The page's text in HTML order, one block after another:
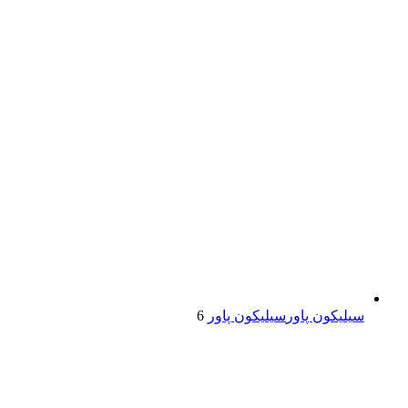
سیلیکون پاور سیلیکون پاور 6